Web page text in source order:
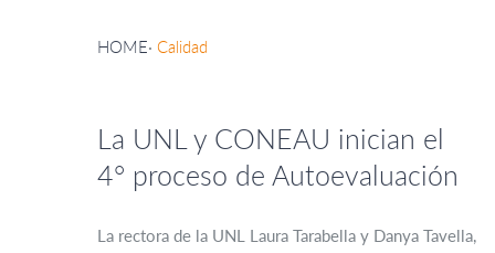
HOME· Calidad
La UNL y CONEAU inician el
4° proceso de Autoevaluación
La rectora de la UNL Laura Tarabella y Danya Tavella,